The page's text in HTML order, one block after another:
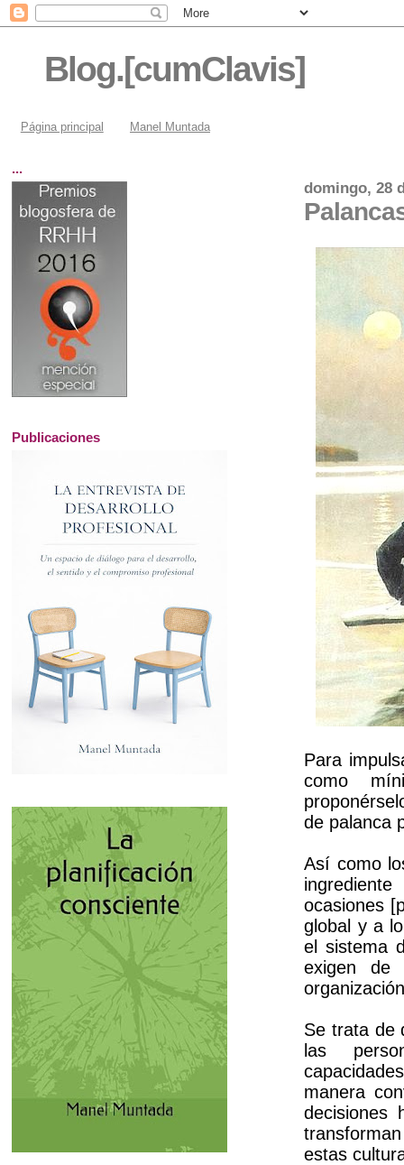
Blog.[cumClavis]
Página principal Manel Muntada
domingo, 28
Para
como
de palanca
Así como
ocasiones
global y a
el sistema
exigen de
Se trata de
las
manera
decisiones
estas
...
Publicaciones